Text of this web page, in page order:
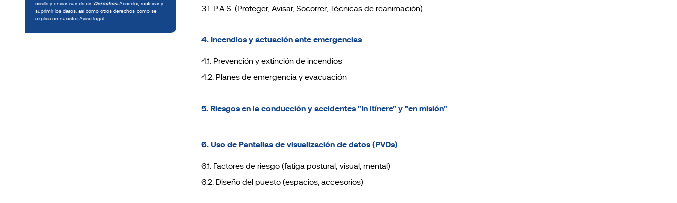
casilla y enviar sus datos. Derechos: Acceder, rectificar y
suprimir los datos, así como otros derechos como se
explica en nuestro Aviso legal.
3.1. P.A.S. (Proteger, Avisar, Socorrer, Técnicas de reanimación)
4. Incendios y actuación ante emergencias
4.1. Prevención y extinción de incendios
4.2. Planes de emergencia y evacuación
5. Riesgos en la conducción y accidentes "In itínere" y "en misión"
6. Uso de Pantallas de visualización de datos (PVDs)
6.1. Factores de riesgo (fatiga postural, visual, mental)
6.2. Diseño del puesto (espacios, accesorios)